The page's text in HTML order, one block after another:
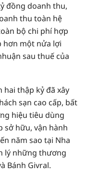
đồng doanh thu,
thu toàn hệ
bộ chi phí hợp
hơn một nửa lợi
sau thuế của
hai thập kỷ đã xây
sạn cao cấp, bất
hiệu tiêu dùng
sở hữu, vận hành
năm sao tại Nha
lý những thương
Bánh Givral.